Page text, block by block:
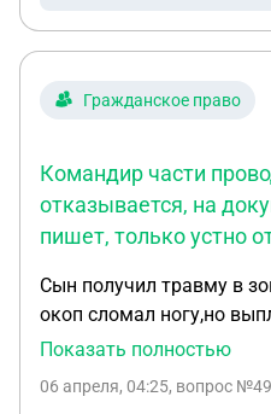
Гражданское право
Командир части
отказывается, на
пишет, только устно
Сын получил травму в
окоп сломал ногу,но
может,так как в жбд это
делать? Командир части
Показать полностью
06 апреля, 04:25, вопрос